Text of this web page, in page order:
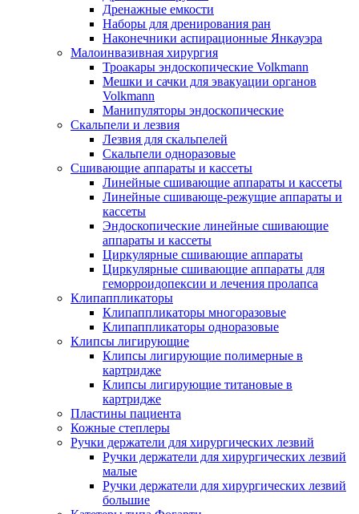
Дренажные емкости
Наборы для дренирования ран
Наконечники аспирационные Янкауэра
Малоинвазивная хирургия
Троакары эндоскопические Volkmann
Мешки и сачки для эвакуации органов
Volkmann
Манипуляторы эндоскопические
Скальпели и лезвия
Лезвия для скальпелей
Скальпели одноразовые
Сшивающие аппараты и кассеты
Линейные сшивающие аппараты и кассеты
Линейные сшивающе-режущие аппараты и
кассеты
Эндоскопические линейные сшивающие
аппараты и кассеты
Циркулярные сшивающие аппараты
Циркулярные сшивающие аппараты для
геморроидопексии и лечения пролапса
Клипаппликаторы
Клипаппликаторы многоразовые
Клипаппликаторы одноразовые
Клипсы лигирующие
Клипсы лигирующие полимерные в
картридже
Клипсы лигирующие титановые в
картридже
Пластины пациента
Кожные степлеры
Ручки держатели для хирургических лезвий
Ручки держатели для хирургических лезвий
малые
Ручки держатели для хирургических лезвий
большие